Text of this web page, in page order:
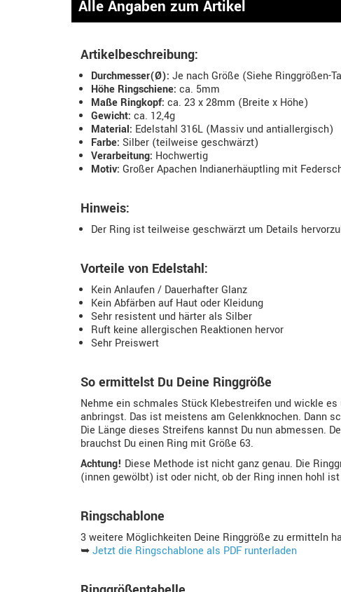
Alle Angaben zum Artikel
Artikelbeschreibung:
Durchmesser(Ø): Je nach Größe (Siehe Ringgrößen-
Höhe Ringschiene: ca. 5mm
Maße Ringkopf: ca. 23 x 28mm (Breite x Höhe)
Gewicht: ca. 12,4g
Material: Edelstahl 316L (Massiv und antiallergisch)
Farbe: Silber (teilweise geschwärzt)
Verarbeitung: Hochwertig
Motiv: Großer Apachen Indianerhäuptling mit
Hinweis:
Der Ring ist teilweise geschwärzt um Details
Vorteile von Edelstahl:
Kein Anlaufen / Dauerhafter Glanz
Kein Abfärben auf Haut oder Kleidung
Sehr resistent und härter als Silber
Ruft keine allergischen Reaktionen hervor
Sehr Preiswert
So ermittelst Du Deine Ringgröße
Nehme ein schmales Stück Klebestreifen und wickle
anbringst. Das ist meistens am Gelenkknochen. Dann
Die Länge dieses Streifens kannst Du nun abmessen.
brauchst Du einen Ring mit Größe 63.
Achtung! Diese Methode ist nicht ganz genau. Die
(innen gewölbt) ist oder nicht, ob der Ring innen hohl
Ringschablone
3 weitere Möglichkeiten Deine Ringgröße zu ermitteln
➥Jetzt die Ringschablone als PDF runterladen